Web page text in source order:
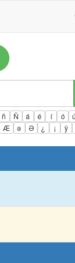
ñ Ñ á é í ó
Æ ə Ə ¿ ¡ ÿ